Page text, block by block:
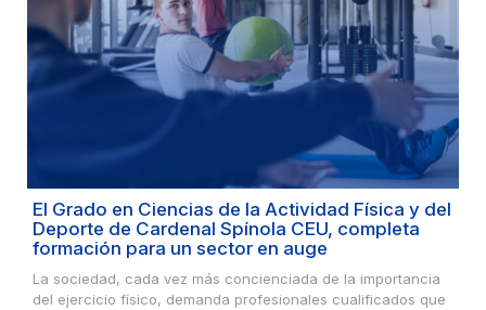
El Grado en Ciencias de la Actividad Física y del
Deporte de Cardenal Spínola CEU, completa
formación para un sector en auge
La sociedad, cada vez más concienciada de la importancia
del ejercicio físico, demanda profesionales cualificados que